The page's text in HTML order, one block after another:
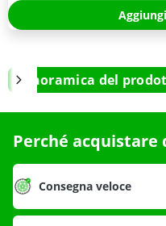
Panoramica del
Perché acquistare
Consegna veloce